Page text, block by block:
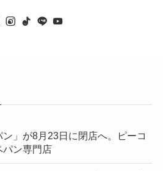
ン」が8月23日に閉店へ。ピーコ
パン専門店